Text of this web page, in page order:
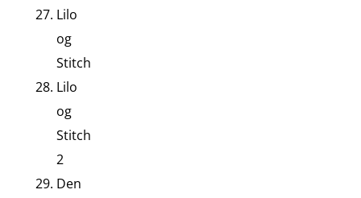
Lilo
og
Stitch
Lilo
og
Stitch
2
Den